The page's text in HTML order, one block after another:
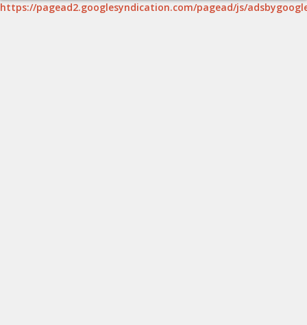
https://pagead2.googlesyndication.com/pagead/js/